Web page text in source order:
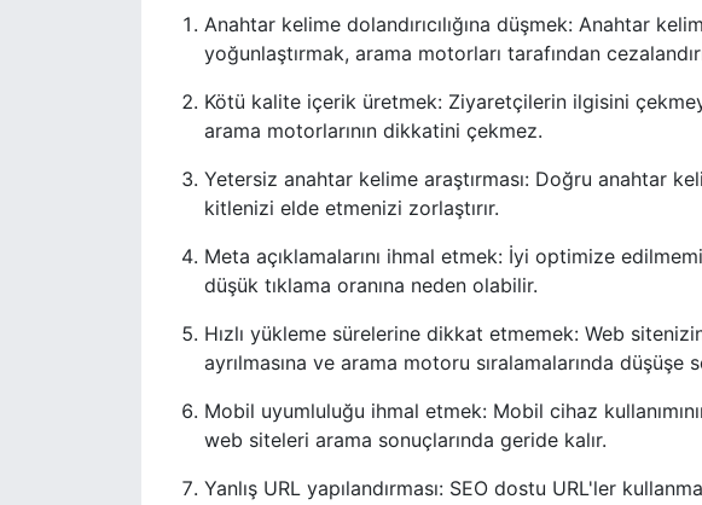
Anahtar kelime dolandırıcılığına düşmek: Anahtar
yoğunlaştırmak, arama motorları tarafından
Kötü kalite içerik üretmek: Ziyaretçilerin ilgisini
arama motorlarının dikkatini çekmez.
Yetersiz anahtar kelime araştırması: Doğru anahtar
kitlenizi elde etmenizi zorlaştırır.
Meta açıklamalarını ihmal etmek: İyi optimize
düşük tıklama oranına neden olabilir.
Hızlı yükleme sürelerine dikkat etmemek: Web
ayrılmasına ve arama motoru sıralamalarında düşüşe
Mobil uyumluluğu ihmal etmek: Mobil cihaz
web siteleri arama sonuçlarında geride kalır.
Yanlış URL yapılandırması: SEO dostu URL'ler